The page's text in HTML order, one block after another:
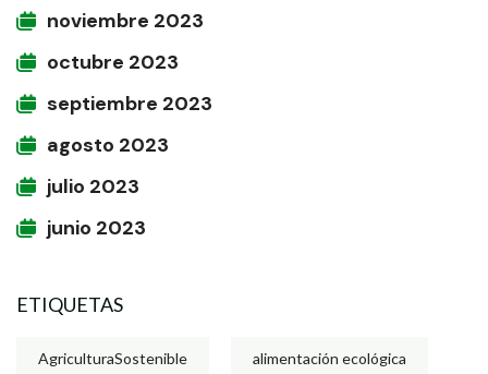
noviembre 2023
octubre 2023
septiembre 2023
agosto 2023
julio 2023
junio 2023
ETIQUETAS
AgriculturaSostenible alimentación ecológica